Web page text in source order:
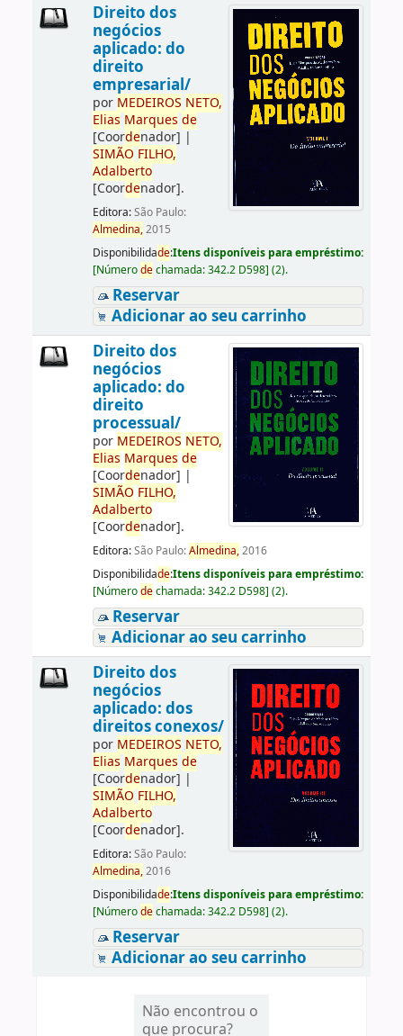
Direito dos
negócios
aplicado: do
direito
empresarial/
por MEDEIROS NETO,
Elias Marques de
[Coordenador] |
SIMÃO FILHO,
Adalberto
[Coordenador].
Editora:São Paulo:
Almedina,2015
Disponibilidade:Itens disponíveis para empréstimo:
[Númerodechamada:342.2 D598] (2).
Reservar
Adicionar ao seu carrinho
Direito dos
negócios
aplicado: do
direito
processual/
por MEDEIROS NETO,
Elias Marques de
[Coordenador] |
SIMÃO FILHO,
Adalberto
[Coordenador].
Editora:São Paulo:Almedina,2016
Disponibilidade:Itens disponíveis para empréstimo:
[Númerodechamada:342.2 D598] (2).
Reservar
Adicionar ao seu carrinho
Direito dos
negócios
aplicado: dos
direitos conexos/
por MEDEIROS NETO,
Elias Marques de
[Coordenador] |
SIMÃO FILHO,
Adalberto
[Coordenador].
Editora:São Paulo:
Almedina,2016
Disponibilidade:Itens disponíveis para empréstimo:
[Númerodechamada:342.2 D598] (2).
Reservar
Adicionar ao seu carrinho
Não encontrou o
que procura?